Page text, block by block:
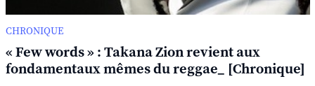
CHRONIQUE
« Few words » : Takana Zion revient aux
fondamentaux mêmes du reggae_ [Chronique]